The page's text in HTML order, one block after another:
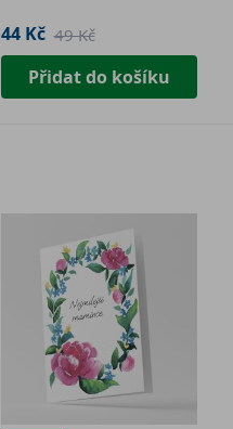
44 Kč 49 Kč
Přidat do košíku